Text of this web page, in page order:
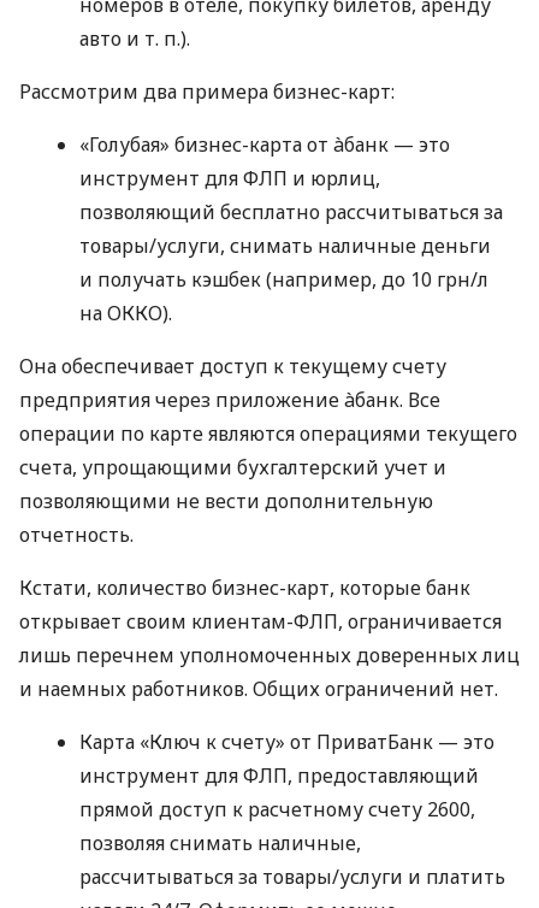
авто и т. п.).
Рассмотрим два примера бизнес-карт:
«Голубая» бизнес-карта от àбанк — это
инструмент для ФЛП и юрлиц,
позволяющий бесплатно рассчитываться за
товары/услуги, снимать наличные деньги
и получать кэшбек (например, до 10 грн/л
на ОККО).
Она обеспечивает доступ к текущему счету
предприятия через приложение àбанк. Все
операции по карте являются операциями текущего
счета, упрощающими бухгалтерский учет и
позволяющими не вести дополнительную
отчетность.
Кстати, количество бизнес-карт, которые банк
открывает своим клиентам-ФЛП, ограничивается
лишь перечнем уполномоченных доверенных лиц
и наемных работников. Общих ограничений нет.
Карта «Ключ к счету» от ПриватБанк — это
инструмент для ФЛП, предоставляющий
прямой доступ к расчетному счету 2600,
позволяя снимать наличные,
рассчитываться за товары/услуги и платить